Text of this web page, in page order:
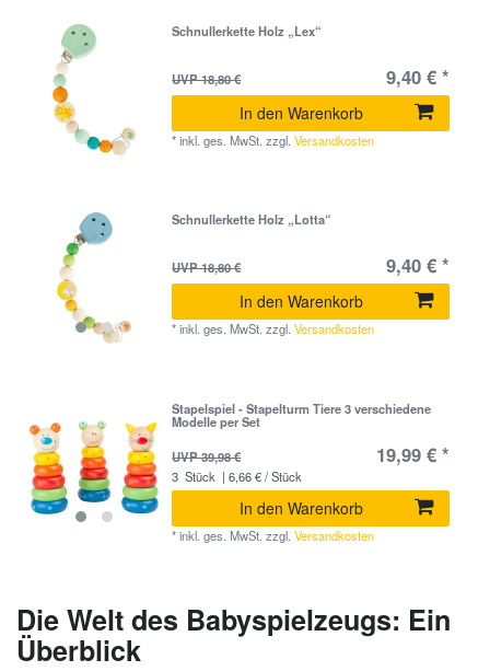
Schnullerkette Holz „Lex“
UVP 18,80 € 9,40 € *
In den Warenkorb
*inkl. ges. MwSt. zzgl.Versandkosten
Schnullerkette Holz „Lotta“
UVP 18,80 € 9,40 € *
In den Warenkorb
*inkl. ges. MwSt. zzgl.Versandkosten
Stapelspiel - Stapelturm Tiere 3 verschiedene
Modelle per Set
UVP 39,98 €
19,99 € *
3 Stück | 6,66 € / Stück
In den Warenkorb
*inkl. ges. MwSt. zzgl.Versandkosten
Die Welt des Babyspielzeugs: Ein
Überblick